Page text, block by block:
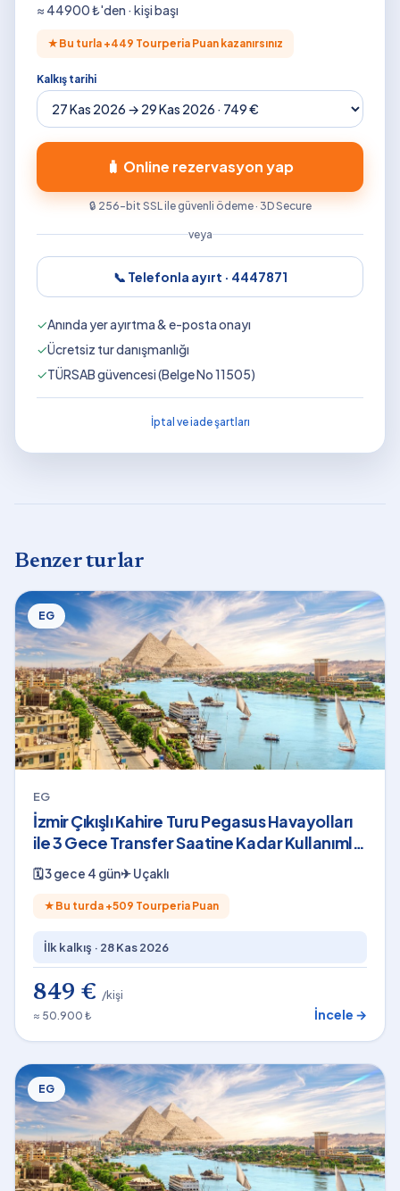
≈ 44900₺'den · kişi başı
★ Bu turla +449 Tourperia Puan kazanırsınız
Kalkış tarihi
🧳 Online rezervasyon yap
🔒 256-bit SSL ile güvenli ödeme · 3D Secure
veya
📞 Telefonla ayırt · 4447871
✓Anında yer ayırtma & e-posta onayı
✓Ücretsiz tur danışmanlığı
✓TÜRSAB güvencesi (Belge No 11505)
İptal ve iade şartları
Benzer turlar
EG
EG
İzmir Çıkışlı Kahire Turu Pegasus Havayolları
ile 3 Gece Transfer Saatine Kadar Kullanımlı
Shakira Konser Bileti Dahil
🗓3 gece 4 gün✈Uçaklı
★ Bu turda +509 Tourperia Puan
İlk kalkış · 28 Kas 2026
849 € /kişi
≈ 50.900 ₺
İncele →
EG